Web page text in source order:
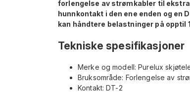
forlengelse av strømkabler til
hunnkontakt i den ene enden og en
kan håndtere belastninger på opptil
Tekniske spesifikasjoner
Merke og modell: Purelux
Bruksområde: Forlengelse av
Kontakt: DT-2